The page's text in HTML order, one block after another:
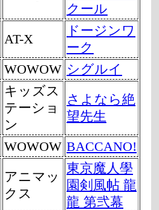
クール
AT-X
ドージンワ
ーク
WOWOW シグルイ
キッズス
テーショ
ン
さよなら絶
望先生
WOWOW BACCANO!
アニマッ
クス
東京魔人學
園剣風帖 龍
龍 第弐幕